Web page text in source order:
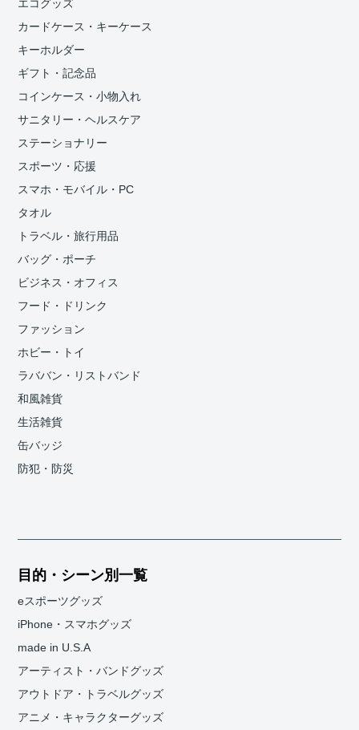
エコグッズ
カードケース・キーケース
キーホルダー
ギフト・記念品
コインケース・小物入れ
サニタリー・ヘルスケア
ステーショナリー
スポーツ・応援
スマホ・モバイル・PC
タオル
トラベル・旅行用品
バッグ・ポーチ
ビジネス・オフィス
フード・ドリンク
ファッション
ホビー・トイ
ラババン・リストバンド
和風雑貨
生活雑貨
缶バッジ
防犯・防災
目的・シーン別一覧
eスポーツグッズ
iPhone・スマホグッズ
made in U.S.A
アーティスト・バンドグッズ
アウトドア・トラベルグッズ
アニメ・キャラクターグッズ